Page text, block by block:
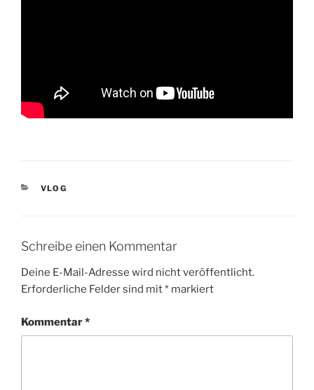
KATEGORIEN
VLOG
Schreibe einen Kommentar
Deine E-Mail-Adresse wird nicht veröffentlicht.
Erforderliche Felder sind mit* markiert
Kommentar*